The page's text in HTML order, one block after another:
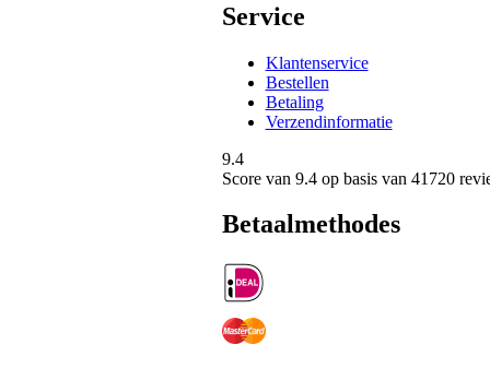
Service
Klantenservice
Bestellen
Betaling
Verzendinformatie
9.4
Score van 9.4op basis van 41720
Betaalmethodes